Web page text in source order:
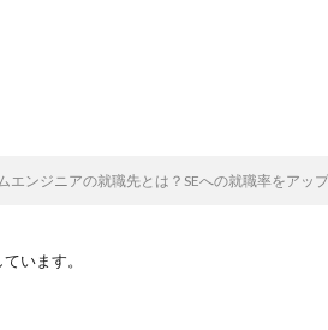
エンジニアの就職先とは？SEへの就職率をアッ
います。